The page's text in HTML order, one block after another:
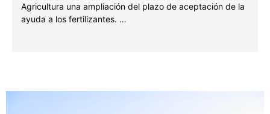
Agricultura una ampliación del plazo de aceptación de la
ayuda a los fertilizantes. …